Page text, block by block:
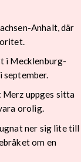
Anhalt, där
i Mecklenburg-
september.
uppges sitta
orolig.
ner sig lite till
om en